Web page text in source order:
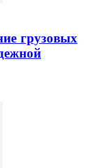
грузовых